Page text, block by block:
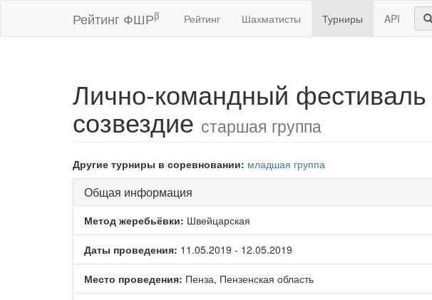
Рейтинг ФШРβ Рейтинг Шахматисты Турниры API
Лично-командный
созвездие старшая группа
Другие турниры в соревновании: младшая группа
Общая информация
Метод жеребьёвки: Швейцарская
Даты проведения: 11.05.2019 - 12.05.2019
Место проведения: Пенза, Пензенская область